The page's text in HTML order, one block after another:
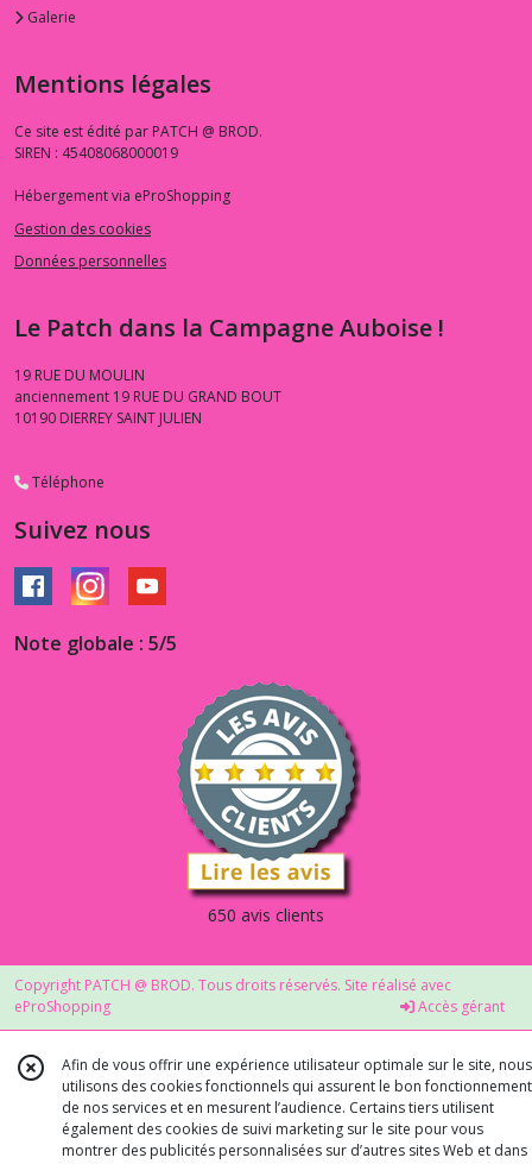
Galerie
Mentions légales
Ce site est édité par PATCH @ BROD.
SIREN : 45408068000019
Hébergement via eProShopping
Gestion des cookies
Données personnelles
Le Patch dans la Campagne Auboise !
19 RUE DU MOULIN
anciennement 19 RUE DU GRAND BOUT
10190 DIERREY SAINT JULIEN
Téléphone
Suivez nous
Note globale : 5/5
650 avis clients
Copyright PATCH @ BROD. Tous droits réservés. Site réalisé avec
eProShopping
Accès gérant
Afin de vous offrir une expérience utilisateur optimale sur le site, nous
utilisons des cookies fonctionnels qui assurent le bon fonctionnement
de nos services et en mesurent l’audience. Certains tiers utilisent
également des cookies de suivi marketing sur le site pour vous
montrer des publicités personnalisées sur d’autres sites Web et dans